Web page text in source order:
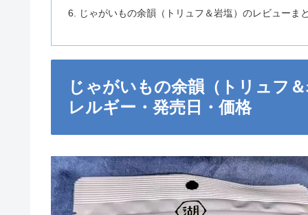
じゃがいもの余韻（トリュフ＆岩塩）のレビューま
じゃがいもの余韻（トリュフ
レルギー・発売日・価格